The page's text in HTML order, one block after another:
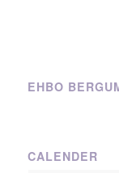
EHBO
CALENDER